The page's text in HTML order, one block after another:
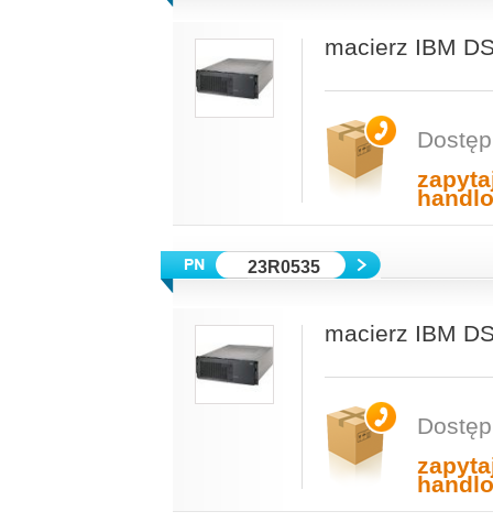
macierz IBM
23R0535
macierz IBM